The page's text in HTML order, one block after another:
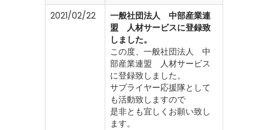
2021/02/22
一般社団法人 中部産業連
盟 人材サービスに登録致
しました。
この度、一般社団法人 中
部産業連盟 人材サービス
に登録致しました。
サプライヤー応援隊として
も活動致しますので
是非とも宜しくお願い致し
ます。